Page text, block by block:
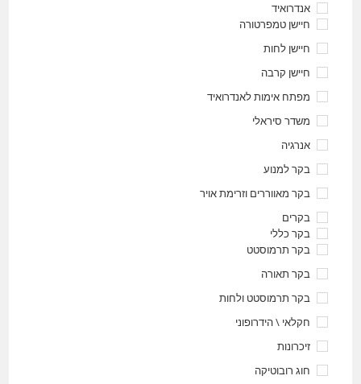
אנדרואיד
חיישן טמפרטורה
חיישן לחות
חיישן קרבה
מפתח אימות לאנדרואיד
משדר סיראלי
אנרגיה
בקר למנוע
בקר מאווררים וזרימת אויר
בקרים
בקר כללי
בקר תרמוסטט
בקר תאורה
בקר תרמוסטט ולחות
חקלאי \ הידרופוני
זיכרונות
חוג רובוטיקה